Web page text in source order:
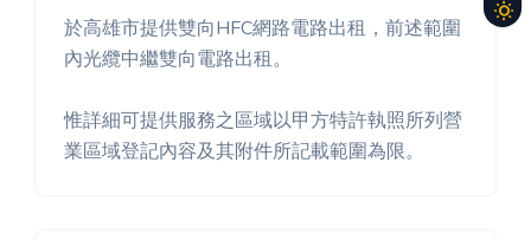
於高雄市提供雙向HFC網路電路出租，前述範圍
內光纜中繼雙向電路出租。
惟詳細可提供服務之區域以甲方特許執照所列營
業區域登記內容及其附件所記載範圍為限。